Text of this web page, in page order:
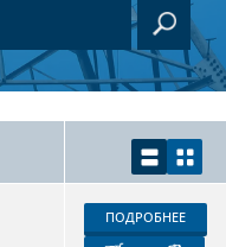
ПОДРОБНЕЕ